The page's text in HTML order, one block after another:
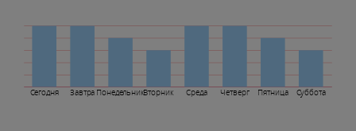
Сегодня Завтра ПонедельникВторник Среда Четверг Пятница Суббота